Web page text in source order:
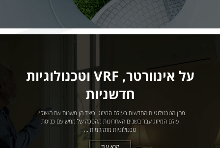
על אינוורטר, VRF וטכנולוגיות
חדשניות
מהן הטכנולוגיות החדשות בעולם המיזוג וכיצד הן משנות את השוק?
עולם המיזוג עבר בשנים האחרונות מהפכה של ממש עם כניסת
טכנולוגיות מתקדמות ...
קרא עוד